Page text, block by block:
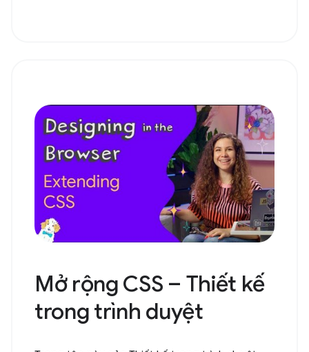
Mở rộng CSS – Thiết kế
trong trình duyệt